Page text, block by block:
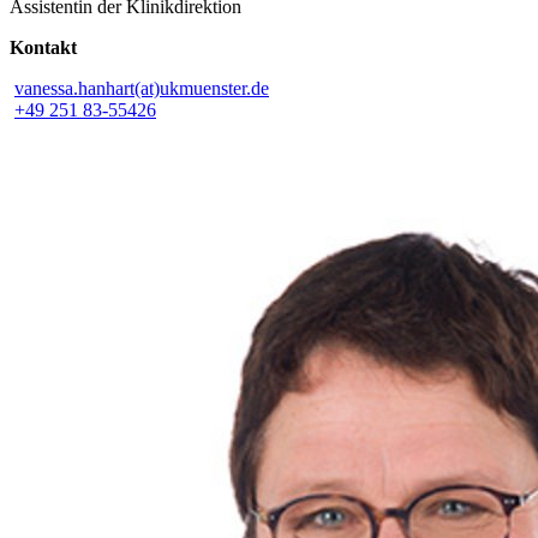
Assistentin der Klinikdirektion
Kontakt
vanessa.hanhart(at)ukmuenster.de
+49 251 83-55426